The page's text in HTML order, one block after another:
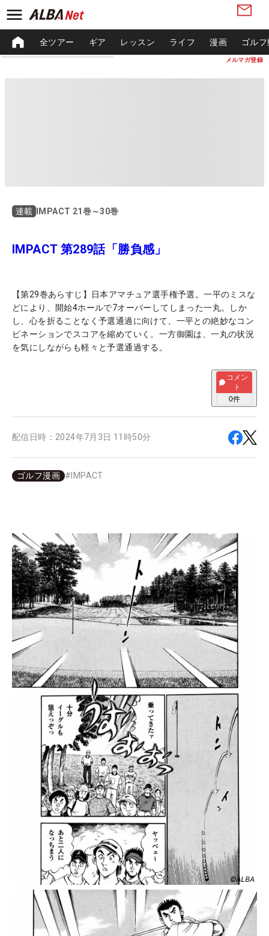
メルマガ登録
全ツアー ギア レッスン ライフ 漫画 ゴル
連載 IMPACT 21巻～30巻
IMPACT 第289話「勝負感」
【第29巻あらすじ】日本アマチュア選手権予選。一平のミスな
どにより、開始4ホールで7オーバーしてしまった一丸。しか
し、心を折ることなく予選通過に向けて、一平との絶妙なコン
ビネーションでスコアを縮めていく。一方御園は、一丸の状況
を気にしながらも軽々と予選通過する。
コメン
ト
0件
配信日時： 2024年7月3日 11時50分
ゴルフ漫画 # IMPACT